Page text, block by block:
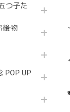
つ子た
後物
POP UP